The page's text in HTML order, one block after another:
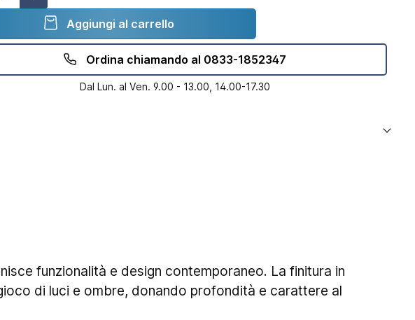
Aggiungi al carrello
Ordina chiamando al 0833-1852347
Dal Lun. al Ven. 9.00 - 13.00, 14.00-17.30
funzionalità e design contemporaneo. La finitura in
di luci e ombre, donando profondità e carattere al